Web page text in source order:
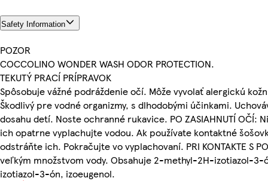
Safety Information
POZOR
COCCOLINO WONDER WASH ODOR PROTECTION.
TEKUTÝ PRACÍ PRÍPRAVOK
Spôsobuje vážné podráždenie očí. Môže vyvolať alergickú
Škodlivý pre vodné organizmy, s dlhodobými účinkami.
dosahu detí. Noste ochranné rukavice. PO ZASIAHNUTÍ OČÍ:
ich opatrne vyplachujte vodou. Ak používate kontaktné
odstráňte ich. Pokračujte vo vyplachovaní. PRI KONTAKTE S
veľkým množstvom vody. Obsahuje 2-methyl-2H-izotiazol-
izotiazol-3-ón, izoeugenol.